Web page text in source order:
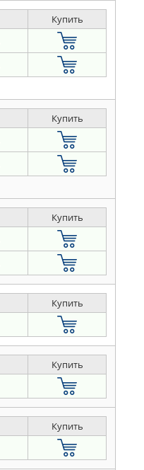
Купить
Купить
Купить
Купить
Купить
Купить